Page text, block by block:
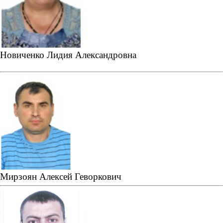
Новиченко Лидия Александровна
Мирзоян Алексей Геворкович